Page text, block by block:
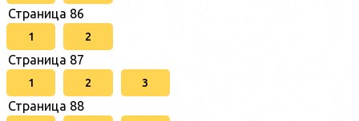
Страница 86
1 2
Страница 87
1 2 3
Страница 88